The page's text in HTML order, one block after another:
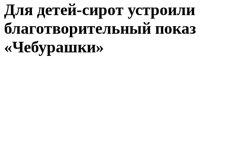
Для детей-сирот устроили
благотворительный показ
«Чебурашки»